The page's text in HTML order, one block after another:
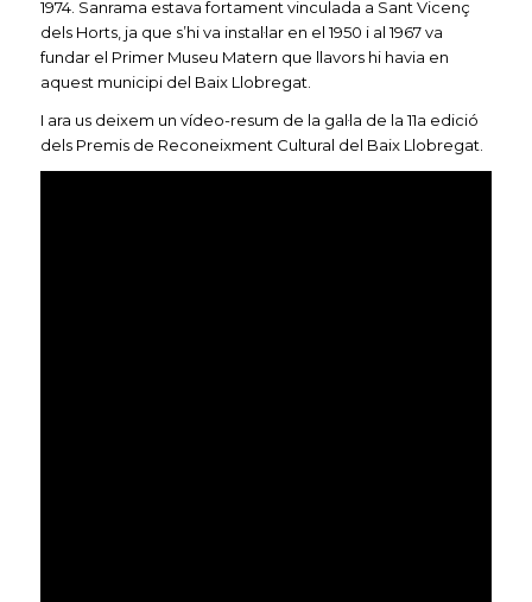
1974. Sanrama estava fortament vinculada a Sant Vicenç
dels Horts, ja que s’hi va instal·lar en el 1950 i al 1967 va
fundar el Primer Museu Matern que llavors hi havia en
aquest municipi del Baix Llobregat.
I ara us deixem un vídeo-resum de la gal·la de la 11a edició
dels Premis de Reconeixment Cultural del Baix Llobregat.